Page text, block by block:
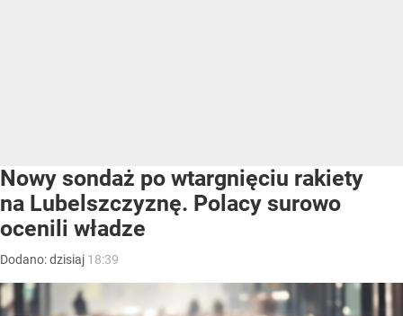
Nowy sondaż po wtargnięciu rakiety
na Lubelszczyznę. Polacy surowo
ocenili władze
Dodano:dzisiaj 18:39